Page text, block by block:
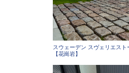
スウェーデン スヴェリエスト
【花崗岩】